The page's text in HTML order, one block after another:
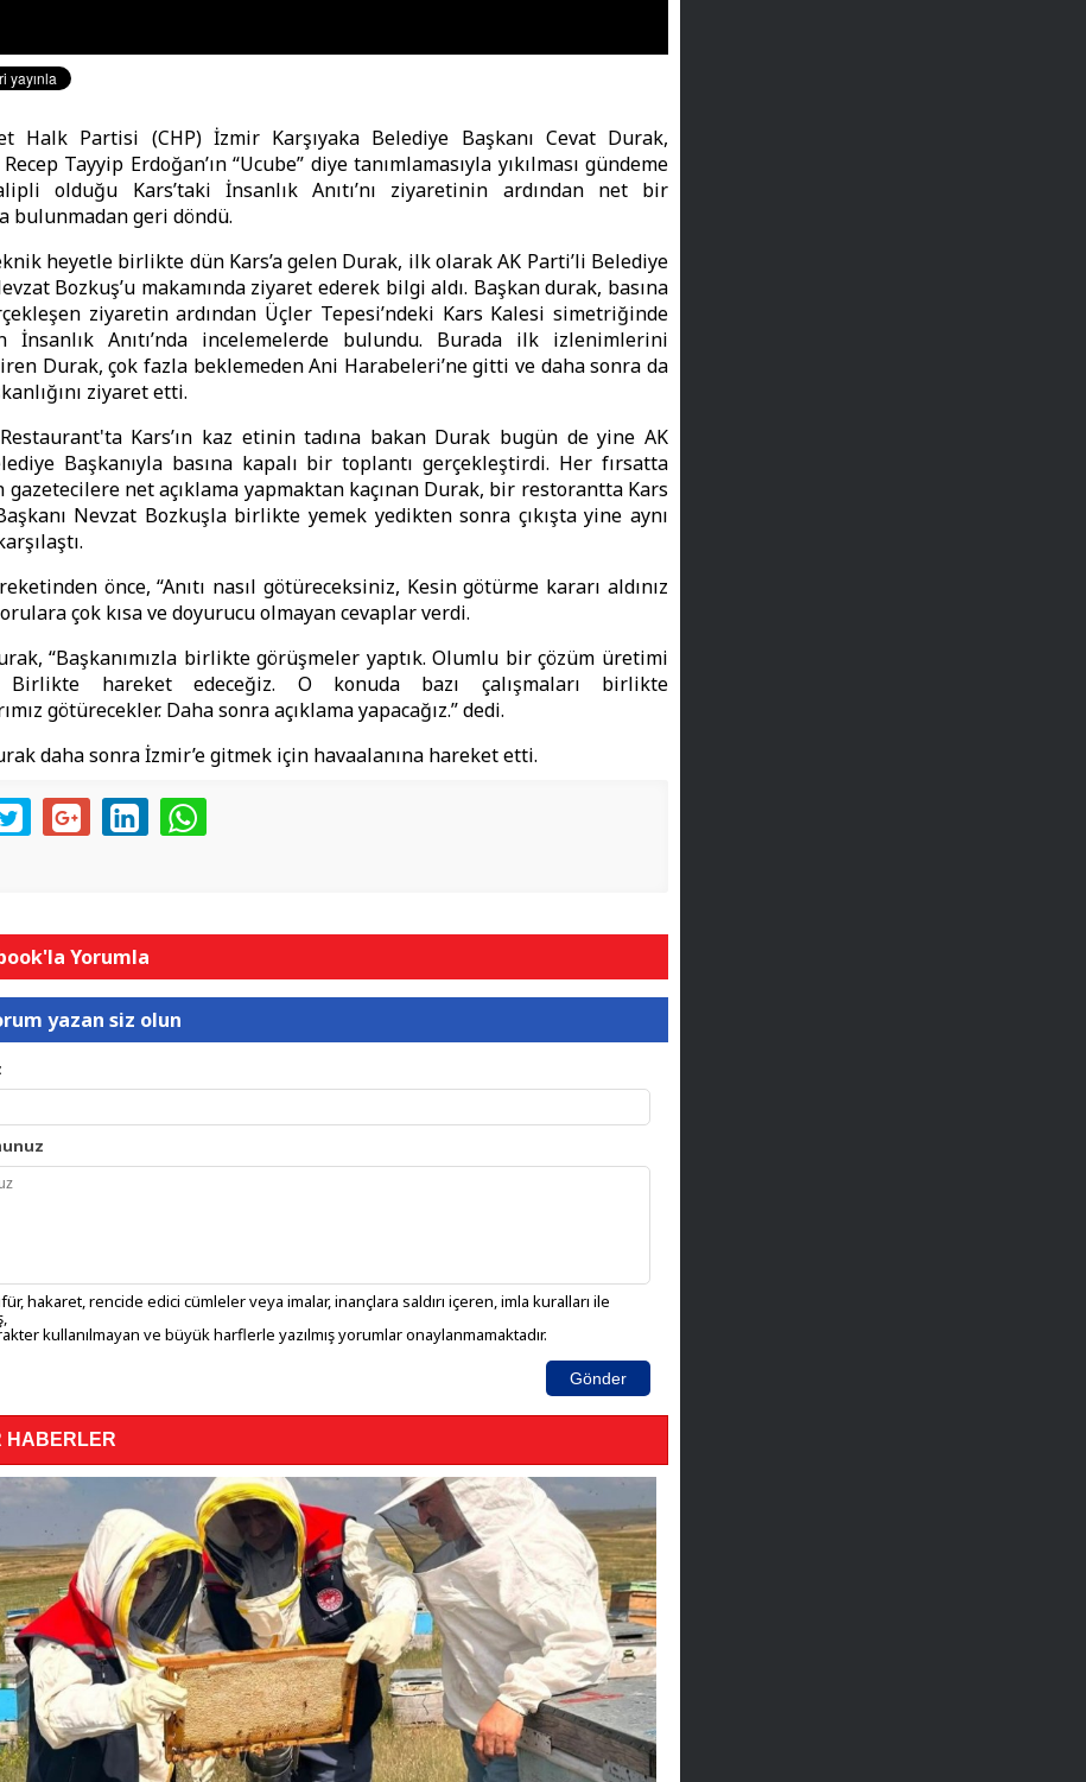
Halk Partisi (CHP) İzmir Karşıyaka Belediye Başkanı Cevat Durak,
Tayyip Erdoğan’ın “Ucube” diye tanımlamasıyla yıkılması gündeme
olduğu Kars’taki İnsanlık Anıtı’nı ziyaretinin ardından net bir
bulunmadan geri döndü.
heyetle birlikte dün Kars’a gelen Durak, ilk olarak AK Parti’li Belediye
Bozkuş’u makamında ziyaret ederek bilgi aldı. Başkan durak, basına
ziyaretin ardından Üçler Tepesi’ndeki Kars Kalesi simetriğinde
Anıtı’nda incelemelerde bulundu. Burada ilk izlenimlerini
Durak, çok fazla beklemeden Ani Harabeleri’ne gitti ve daha sonra da
ziyaret etti.
Restaurant'ta Kars’ın kaz etinin tadına bakan Durak bugün de yine AK
Başkanıyla basına kapalı bir toplantı gerçekleştirdi. Her fırsatta
gazetecilere net açıklama yapmaktan kaçınan Durak, bir restorantta Kars
Nevzat Bozkuşla birlikte yemek yedikten sonra çıkışta yine aynı
önce, “Anıtı nasıl götüreceksiniz, Kesin götürme kararı aldınız
çok kısa ve doyurucu olmayan cevaplar verdi.
“Başkanımızla birlikte görüşmeler yaptık. Olumlu bir çözüm üretimi
Birlikte hareket edeceğiz. O konuda bazı çalışmaları birlikte
götürecekler. Daha sonra açıklama yapacağız.” dedi.
daha sonra İzmir’e gitmek için havaalanına hareket etti.
Yorumla
yazan siz olun
hakaret, rencide edici cümleler veya imalar, inançlara saldırı içeren, imla kuralları ile
kullanılmayan ve büyük harflerle yazılmış yorumlar onaylanmamaktadır.
Gönder
HABERLER